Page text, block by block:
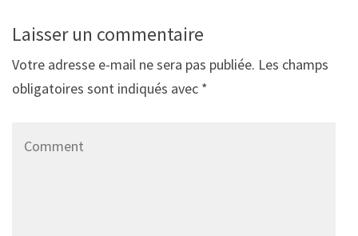
Laisser un commentaire
Votre adresse e-mail ne sera pas publiée. Les champs
obligatoires sont indiqués avec *